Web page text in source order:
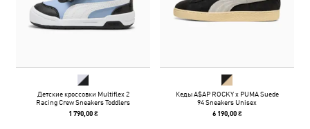
Детские кроссовки Multiflex 2
Racing Crew Sneakers Toddlers
1 790,00 ₴
Кеды A$AP ROCKY x PUMA Suede
94 Sneakers Unisex
6 190,00 ₴